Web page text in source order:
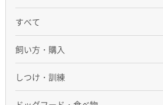
すべて
飼い方・購入
しつけ・訓練